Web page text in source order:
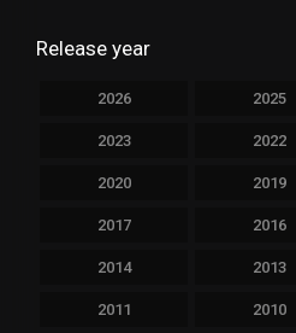
Release year
2026 2025
2023 2022
2020 2019
2017 2016
2014 2013
2011 2010